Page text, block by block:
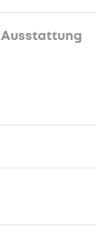
Ausstattung